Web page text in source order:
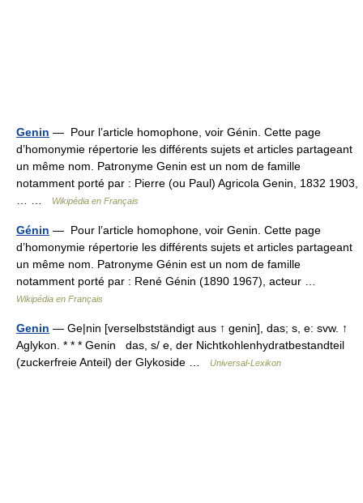
Genin — Pour l’article homophone, voir Génin. Cette page
d’homonymie répertorie les différents sujets et articles partageant
un même nom. Patronyme Genin est un nom de famille
notamment porté par : Pierre (ou Paul) Agricola Genin, 1832 1903,
Wikipédia en Français
Génin — Pour l’article homophone, voir Genin. Cette page
d’homonymie répertorie les différents sujets et articles partageant
un même nom. Patronyme Génin est un nom de famille
notamment porté par : René Génin (1890 1967), acteur …
Wikipédia en Français
Genin — Ge|nin [verselbstständigt aus ↑ genin], das; s, e: svw. ↑
Aglykon. * * * Genin das, s/ e, der Nichtkohlenhydratbestandteil
(zuckerfreie Anteil) der Glykoside …
Universal-Lexikon